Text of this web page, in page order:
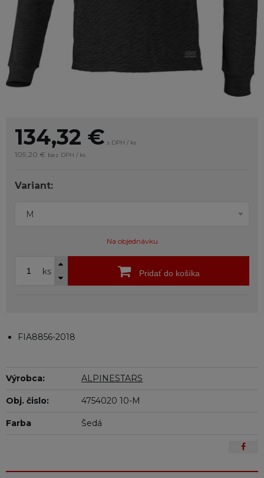
134,32 € s DPH / ks
109,20 € bez DPH / ks
Variant:
M
Na objednávku
ks Pridať do košíka
FIA8856-2018
Výrobca: ALPINESTARS
Obj. čislo: 4754020 10-M
Farba Šedá